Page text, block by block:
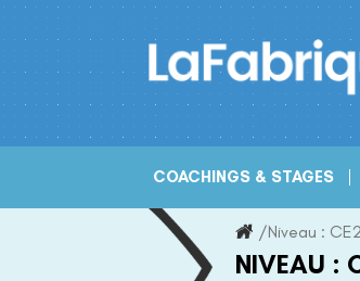
Skip
to
COACHINGS & STAGES
/Niveau : CE2
NIVEAU :